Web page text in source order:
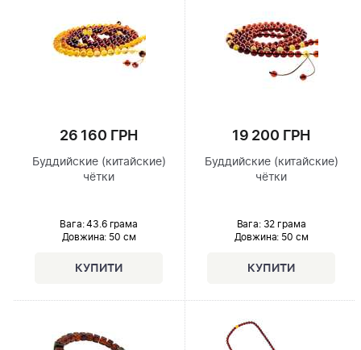
26 160 ГРН
Буддийские (китайские)
чётки
Вага: 43.6 грама
Довжина: 50 см
19 200 ГРН
Буддийские (китайские)
чётки
Вага: 32 грама
Довжина: 50 см